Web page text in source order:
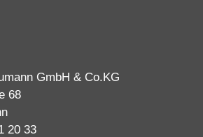
GmbH & Co.KG
68
20 33